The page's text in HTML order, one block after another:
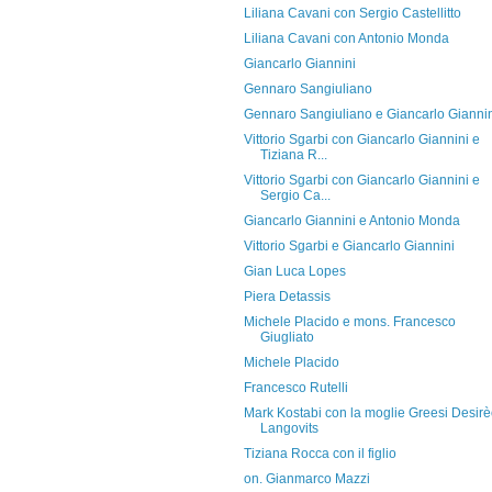
Liliana Cavani con Sergio Castellitto
Liliana Cavani con Antonio Monda
Giancarlo Giannini
Gennaro Sangiuliano
Gennaro Sangiuliano e Giancarlo
Vittorio Sgarbi con Giancarlo Giannini e
Tiziana R...
Vittorio Sgarbi con Giancarlo Giannini e
Sergio Ca...
Giancarlo Giannini e Antonio Monda
Vittorio Sgarbi e Giancarlo Giannini
Gian Luca Lopes
Piera Detassis
Michele Placido e mons. Francesco
Giugliato
Michele Placido
Francesco Rutelli
Mark Kostabi con la moglie Greesi
Langovits
Tiziana Rocca con il figlio
on. Gianmarco Mazzi